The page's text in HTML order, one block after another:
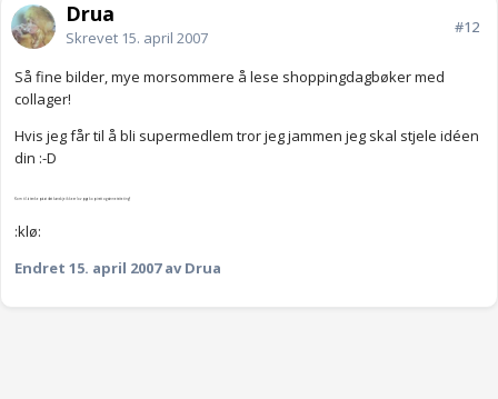
Drua
Skrevet 15. april 2007
#12
Så fine bilder, mye morsommere å lese shoppingdagbøker med
collager!
Hvis jeg får til å bli supermedlem tror jeg jammen jeg skal stjele idéen
din :-D
Kom til å tenke på at det kanskje ikke er lov pga kopirett og sånne teite ting?
:klø:
Endret 15. april 2007av Drua